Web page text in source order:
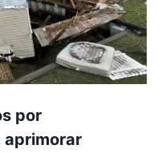
por
aprimorar